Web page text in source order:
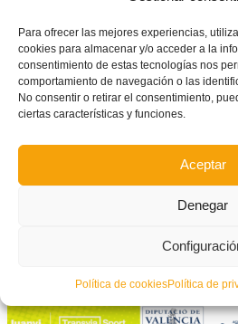
Para ofrecer las mejores experiencias,
cookies para almacenar y/o acceder a la
consentimiento de estas tecnologías nos
comportamiento de navegación o las
No consentir o retirar el consentimiento,
ciertas características y funciones.
Aceptar
Denegar
Política de cookiesPolítica de
Enith se suma a la convocatoria de